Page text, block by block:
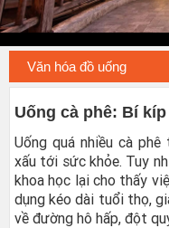
Văn hóa đồ uống
Uống cà phê: Bí
Uống quá nhiều cà
xấu tới sức khỏe. Tuy
khoa học lại cho thấy
dụng kéo dài tuổi thọ,
về đường hô hấp, đột